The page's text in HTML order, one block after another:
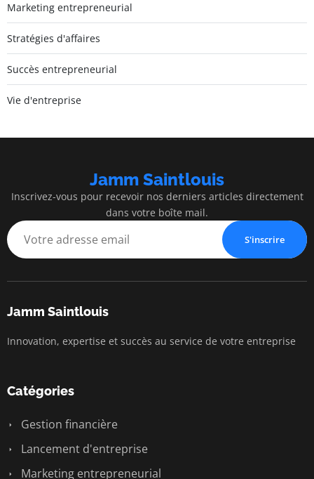
Marketing entrepreneurial
Stratégies d'affaires
Succès entrepreneurial
Vie d'entreprise
Jamm Saintlouis
Inscrivez-vous pour recevoir nos derniers articles directement
dans votre boîte mail.
S'inscrire
Jamm Saintlouis
Innovation, expertise et succès au service de votre entreprise
Catégories
Gestion financière
Lancement d'entreprise
Marketing entrepreneurial